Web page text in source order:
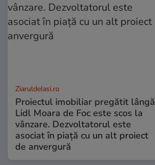
ZiaruldeIasi.ro
Proiectul imobiliar pregătit lângă
Lidl Moara de Foc este scos la
vânzare. Dezvoltatorul este
asociat în piață cu un alt proiect
de anvergură